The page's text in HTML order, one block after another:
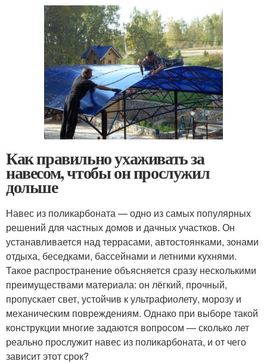
Как правильно ухаживать за
навесом, чтобы он прослужил
дольше
Навес из поликарбоната — одно из самых популярных
решений для частных домов и дачных участков. Он
устанавливается над террасами, автостоянками, зонами
отдыха, беседками, бассейнами и летними кухнями.
Такое распространение объясняется сразу несколькими
преимуществами материала: он лёгкий, прочный,
пропускает свет, устойчив к ультрафиолету, морозу и
механическим повреждениям. Однако при выборе такой
конструкции многие задаются вопросом — сколько лет
реально прослужит навес из поликарбоната, и от чего
зависит этот срок?